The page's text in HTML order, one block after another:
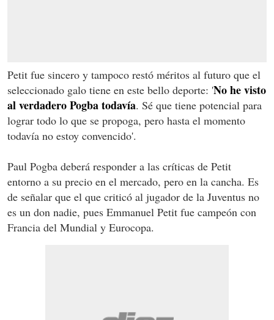
Petit fue sincero y tampoco restó méritos al futuro que el
seleccionado galo tiene en este bello deporte: 'No he visto
al verdadero Pogba todavía. Sé que tiene potencial para
lograr todo lo que se propoga, pero hasta el momento
todavía no estoy convencido'.
Paul Pogba deberá responder a las críticas de Petit
entorno a su precio en el mercado, pero en la cancha. Es
de señalar que el que criticó al jugador de la Juventus no
es un don nadie, pues Emmanuel Petit fue campeón con
Francia del Mundial y Eurocopa.